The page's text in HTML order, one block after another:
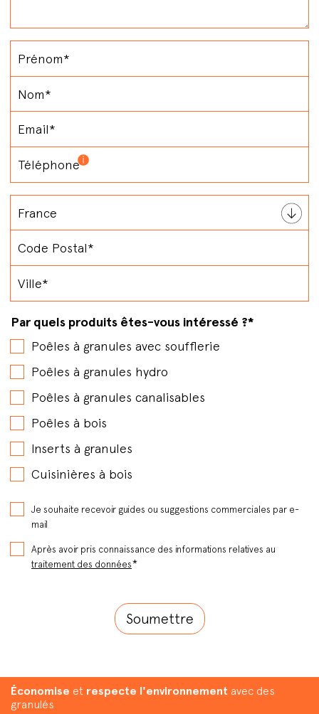
Par quels produits êtes-vous intéressé ?*
Poêles à granules avec soufflerie
Poêles à granules hydro
Poêles à granules canalisables
Poêles à bois
Inserts à granules
Cuisinières à bois
Je souhaite recevoir guides ou suggestions commerciales par e-
mail
Après avoir pris connaissance des informations relatives au
traitement des données*
Économise et respecte l'environnement avec des
granulés